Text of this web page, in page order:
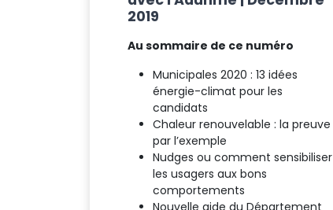
2019
Au sommaire de ce numéro
Municipales 2020 : 13 idées
énergie-climat pour les
candidats
Chaleur renouvelable : la preuve
par l’exemple
Nudges ou comment sensibiliser
les usagers aux bons
comportements
Nouvelle aide du Département